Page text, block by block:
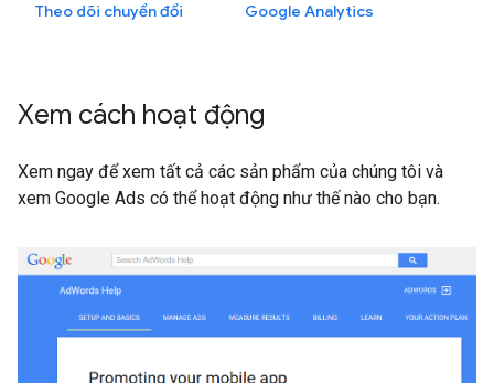
Theo dõi chuyển đổi Google Analytics
Xem cách hoạt động
Xem ngay để xem tất cả các sản phẩm của chúng tôi và
xem Google Ads có thể hoạt động như thế nào cho bạn.